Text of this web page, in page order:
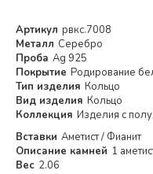
Артикул рвкс.7008
Металл Серебро
Проба Ag 925
Покрытие Родирование
Тип изделия Кольцо
Вид изделия Кольцо
Коллекция Изделия с
Вставки Аметист / Фианит
Описание камней 1
Вес 2.06